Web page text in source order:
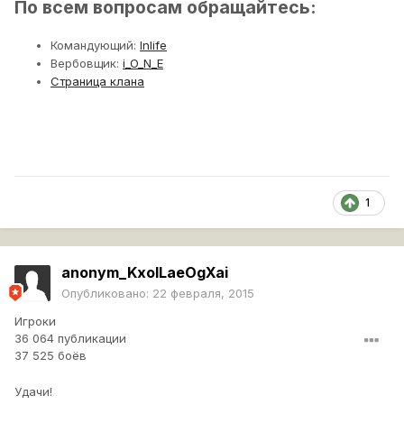
По всем вопросам обращайтесь:
Командующий: Inlife
Вербовщик: i_O_N_E
Страница клана
1
anonym_KxoILaeOgXai
Опубликовано: 22 февраля, 2015
Игроки
36 064 публикации
37 525 боёв
Удачи!